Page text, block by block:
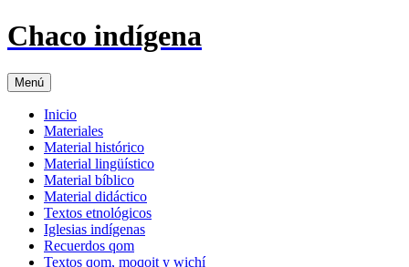
Chaco indígena
Menú Saltar
al
contenido
Inicio
Materiales
Material histórico
Material lingüístico
Material bíblico
Material didáctico
Textos etnológicos
Iglesias indígenas
Recuerdos qom
Textos qom, moqoit y wichí